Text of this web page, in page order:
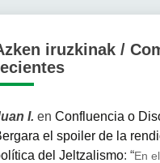
iruzkinak /
I. en Confluencia o
el spoiler de la
del Jeltzalismo: “En